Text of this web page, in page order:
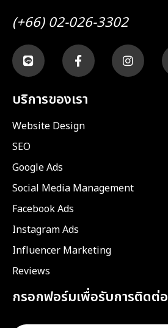
(+66) 02-026-3302
บริการของเรา
Website Design
SEO
Google Ads
Social Media Management
Facebook Ads
Instagram Ads
Influencer Marketing
Reviews
กรอกฟอร์มเพื่อรับการติดต่อ